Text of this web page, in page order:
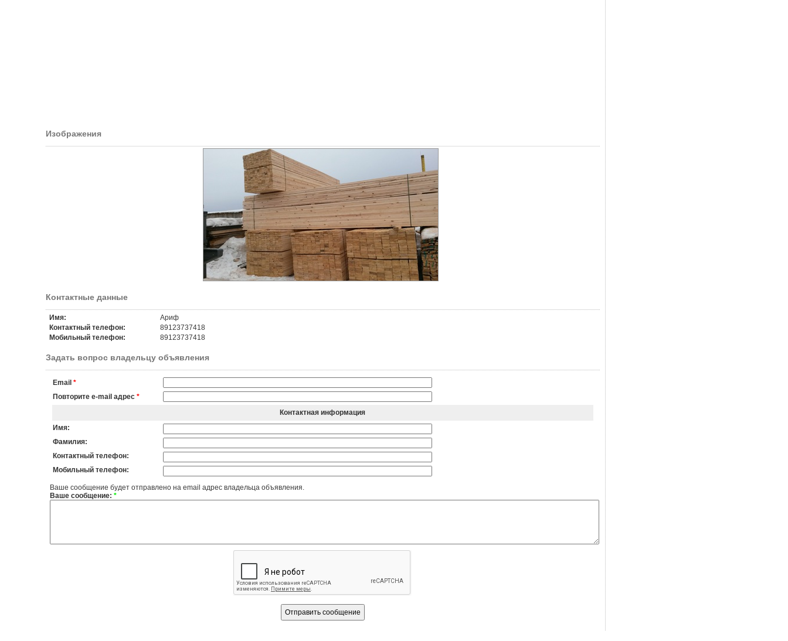
Изображения
Контактные данные
Имя:
Ариф
Контактный телефон:
89123737418
Мобильный телефон:
89123737418
Задать вопрос владельцу объявления
Email *
Повторите e-mail адрес *
Контактная информация
Имя:
Фамилия:
Контактный телефон:
Мобильный телефон:
Ваше сообщение будет отправлено на email адрес владельца объявления.
Ваше сообщение: *